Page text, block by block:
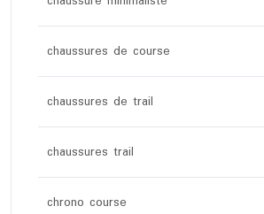
chaussures de course
chaussures de trail
chaussures trail
chrono course